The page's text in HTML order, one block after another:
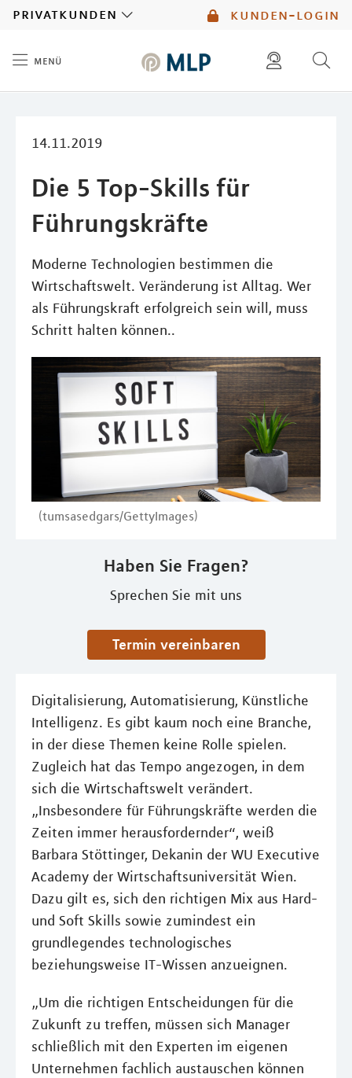
kunden-login
privatkunden
menü
14.11.2019
Die 5 Top-Skills für
Führungskräfte
Moderne Technologien bestimmen die
Wirtschaftswelt. Veränderung ist Alltag. Wer
als Führungskraft erfolgreich sein will, muss
Schritt halten können..
(tumsasedgars/GettyImages)
Haben Sie Fragen?
Sprechen Sie mit uns
Termin vereinbaren
Digitalisierung, Automatisierung, Künstliche
Intelligenz. Es gibt kaum noch eine Branche,
in der diese Themen keine Rolle spielen.
Zugleich hat das Tempo angezogen, in dem
sich die Wirtschaftswelt verändert.
„Insbesondere für Führungskräfte werden die
Zeiten immer herausfordernder“, weiß
Barbara Stöttinger, Dekanin der WU Executive
Academy der Wirtschaftsuniversität Wien.
Dazu gilt es, sich den richtigen Mix aus Hard-
und Soft Skills sowie zumindest ein
grundlegendes technologisches
beziehungsweise IT-Wissen anzueignen.
„Um die richtigen Entscheidungen für die
Zukunft zu treffen, müssen sich Manager
schließlich mit den Experten im eigenen
Unternehmen fachlich austauschen können